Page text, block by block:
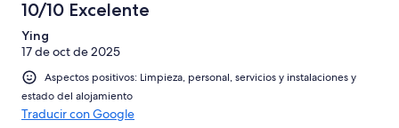
10/10 Excelente
Ying
17 de oct de 2025
Aspectos positivos: Limpieza, personal, servicios y instalaciones y
estado del alojamiento
Traducir con Google